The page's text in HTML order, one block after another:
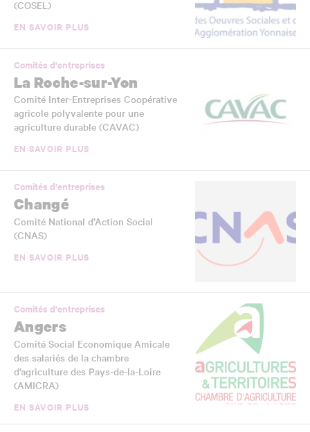
(COSEL)
EN SAVOIR PLUS
Comités d'entreprises
La Roche-sur-Yon
Comité Inter-Entreprises Coopérative
agricole polyvalente pour une
agriculture durable (CAVAC)
EN SAVOIR PLUS
Comités d'entreprises
Changé
Comité National d’Action Social
(CNAS)
EN SAVOIR PLUS
Comités d'entreprises
Angers
Comité Social Economique Amicale
des salariés de la chambre
d’agriculture des Pays-de-la-Loire
(AMICRA)
EN SAVOIR PLUS